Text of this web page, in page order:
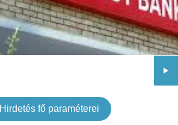
Hirdetés fő paraméterei